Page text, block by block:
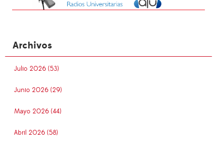
Archivos
Julio 2026 (53)
Junio 2026 (29)
Mayo 2026 (44)
Abril 2026 (58)